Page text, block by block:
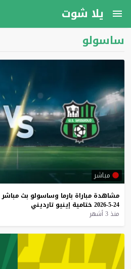
يلا شوت
ساسولو
مباشر
مشاهدة مباراة بارما وساسولو بث مباشر
24-5-2026
ختامية إينيو تارديني
منذ 3 أشهر